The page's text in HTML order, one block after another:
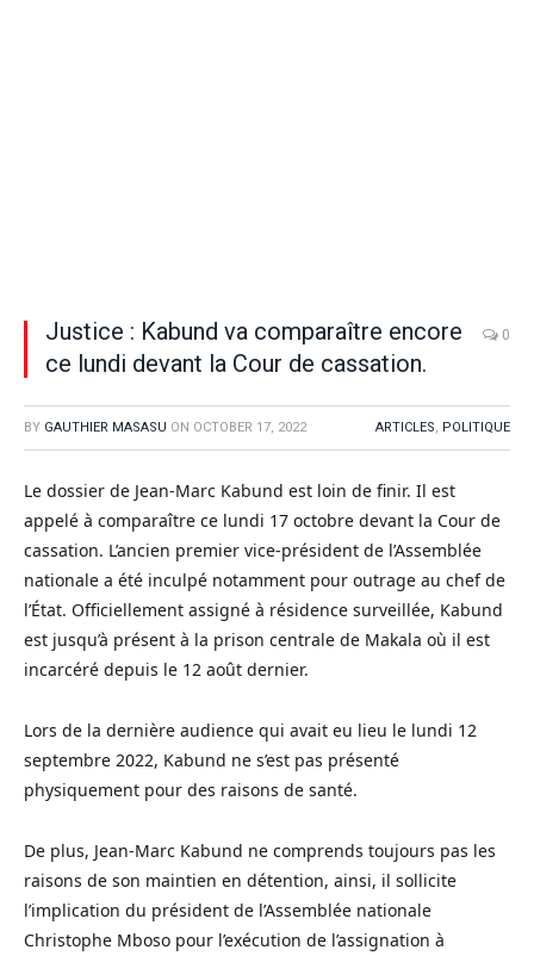
Justice : Kabund va comparaître encore
ce lundi devant la Cour de cassation.
0
BY GAUTHIER MASASU ON OCTOBER 17, 2022 ARTICLES, POLITIQUE
Le dossier de Jean-Marc Kabund est loin de finir. Il est
appelé à comparaître ce lundi 17 octobre devant la Cour de
cassation. L’ancien premier vice-président de l’Assemblée
nationale a été inculpé notamment pour outrage au chef de
l’État. Officiellement assigné à résidence surveillée, Kabund
est jusqu’à présent à la prison centrale de Makala où il est
incarcéré depuis le 12 août dernier.
Lors de la dernière audience qui avait eu lieu le lundi 12
septembre 2022, Kabund ne s’est pas présenté
physiquement pour des raisons de santé.
De plus, Jean-Marc Kabund ne comprends toujours pas les
raisons de son maintien en détention, ainsi, il sollicite
l’implication du président de l’Assemblée nationale
Christophe Mboso pour l’exécution de l’assignation à